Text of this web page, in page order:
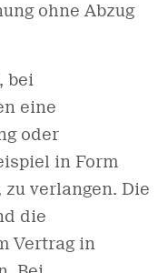
ohne Abzug
bei
eine
oder
in Form
verlangen. Die
die
Vertrag in